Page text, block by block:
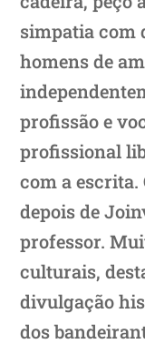
simpatia com
homens de
profissão e
profissional
com a escrita.
depois de
professor.
culturais,
divulgação
dos